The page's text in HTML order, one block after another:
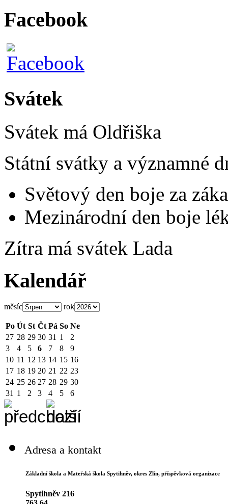
Facebook
Svátek
Svátek má Oldřiška
Státní svátky a významné
Světový den boje za
Mezinárodní den boje
Zítra má svátek Lada
Kalendář
měsíc rok
Po Út St Čt Pá So Ne
27 28 29 30 31 1
2
3
4 5 6 7 8
9
10 11 12 13 14 15 16
17 18 19 20 21 22 23
24 25 26 27 28 29 30
31 1 2 3 4 5 6
Adresa a kontakt
Základní škola a Mateřská škola Spytihněv, okres Zlín, příspěvková organizace
Spytihněv 216